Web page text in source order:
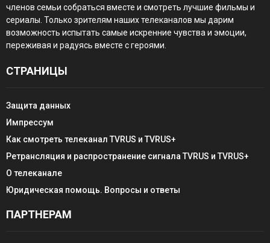
членов семьи собраться вместе и смотреть лучшие фильмы и
сериалы. Только зрителям наших телеканалов мы дарим
возможность испытать самые искренние чувства и эмоции,
переживая и радуясь вместе с героями.
СТРАНИЦЫ
Защита данных
Импрессум
Как смотреть телеканал TVRUS и TVRUS+
Ретрансляция и распространение сигнала TVRUS и TVRUS+
О телеканале
Юридическая помощь. Вопросы и ответы
ПАРТНЕРАМ